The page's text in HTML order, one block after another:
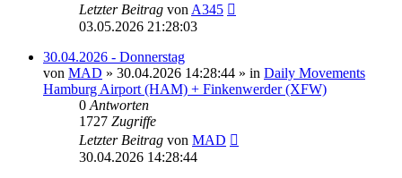
Letzter Beitrag von A345
03.05.2026 21:28:03
30.04.2026 - Donnerstag
von MAD » 30.04.2026 14:28:44 » in Daily Movements
Hamburg Airport (HAM) + Finkenwerder (XFW)
0 Antworten
1727 Zugriffe
Letzter Beitrag von MAD
30.04.2026 14:28:44